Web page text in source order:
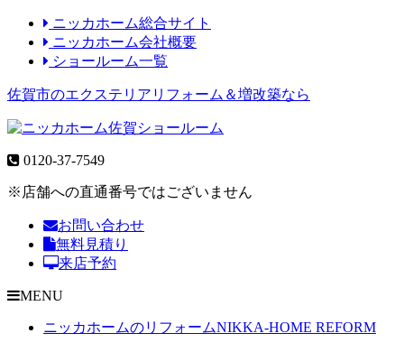
ニッカホーム総合サイト
ニッカホーム会社概要
ショールーム一覧
佐賀市のエクステリアリフォーム＆増改築なら
0120-37-7549
※店舗への直通番号ではございません
お問い合わせ
無料見積り
来店予約
MENU
ニッカホームのリフォームNIKKA-HOME REFORM